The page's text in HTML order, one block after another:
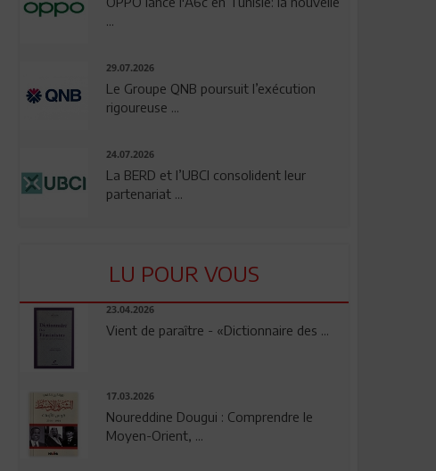
29.07.2026
Le Groupe QNB poursuit l’exécution
rigoureuse ...
24.07.2026
La BERD et l’UBCI consolident leur
partenariat ...
LU POUR VOUS
23.04.2026
Vient de paraître - «Dictionnaire des ...
17.03.2026
Noureddine Dougui : Comprendre le
Moyen-Orient, ...